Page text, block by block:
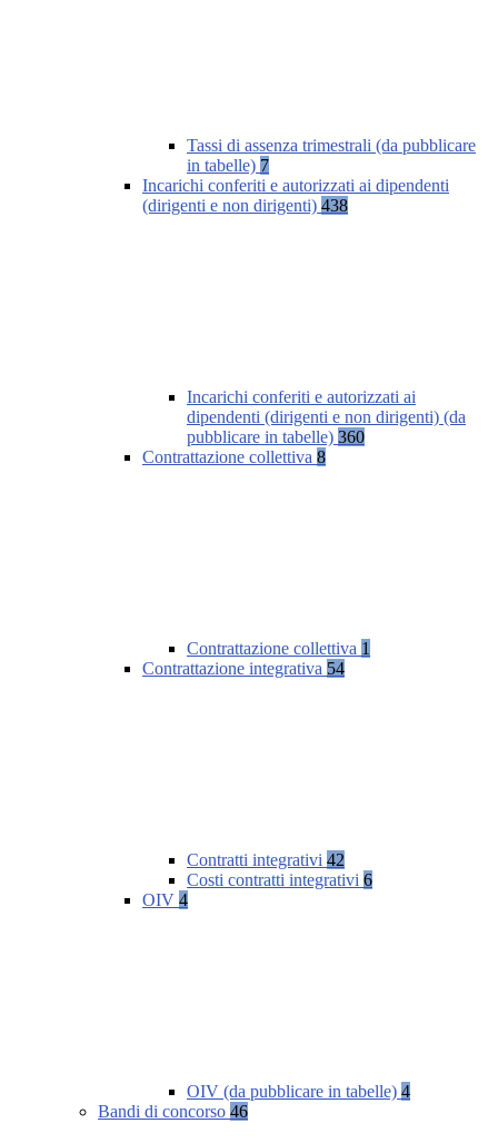
Tassi di assenza trimestrali (da pubblicare
in tabelle) 7
Incarichi conferiti e autorizzati ai dipendenti
(dirigenti e non dirigenti) 438
Incarichi conferiti e autorizzati ai
dipendenti (dirigenti e non dirigenti) (da
pubblicare in tabelle) 360
Contrattazione collettiva 8
Contrattazione collettiva 1
Contrattazione integrativa 54
Contratti integrativi 42
Costi contratti integrativi 6
OIV 4
OIV (da pubblicare in tabelle) 4
Bandi di concorso 46